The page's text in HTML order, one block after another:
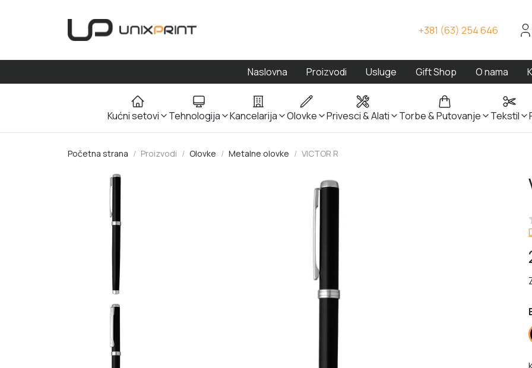
UnixPrint
+381 (63) 254 646
Naslovna Proizvodi Usluge Gift Shop O nama
Kućni setovi Tehnologija Kancelarija Olovke Privesci & Alati Torbe & Putovanje Tekstil
Početna strana Proizvodi Olovke Metalne olovke VICTOR R